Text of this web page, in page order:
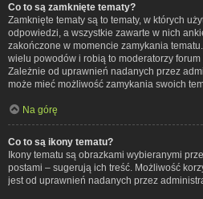
Co to są zamknięte tematy?
Zamknięte tematy są to tematy, w których
odpowiedzi, a wszystkie zawarte w nich
zakończone w momencie zamykania
wielu powodów i robią to moderatorzy forum
Zależnie od uprawnień nadanych przez
może mieć możliwość zamykania swoich
Na górę
Co to są ikony tematu?
Ikony tematu są obrazkami wybieranymi
postami – sugerują ich treść. Możliwość
jest od uprawnień nadanych przez